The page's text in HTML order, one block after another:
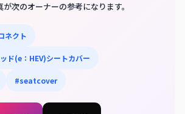
次のオーナーの参考になります。
ネクト
ド(e：HEV)シートカバー
#seatcover